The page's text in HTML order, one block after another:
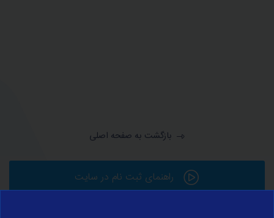
بازگشت به صفحه اصلی
راهنمای ثبت نام در سایت